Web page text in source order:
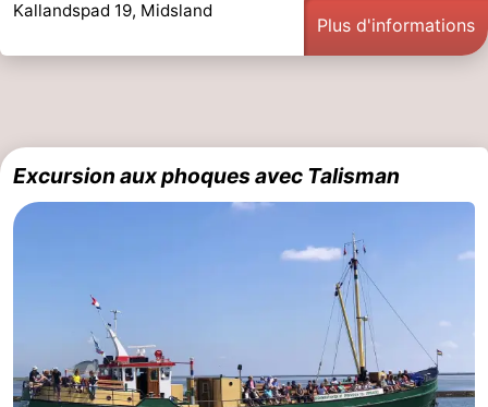
Terrains
de
-
Parcours
golf
Centres
être
guidées
Sports
Kallandspad 19, Midsland
Plus d'informations
Excursion aux phoques avec Talisman